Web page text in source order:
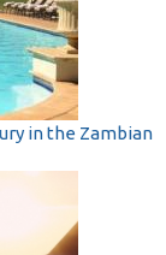
in the Zambian